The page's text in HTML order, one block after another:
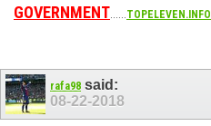
GOVERNMENT......TOPELEVEN.INFO
rafa98 said:
08-22-2018